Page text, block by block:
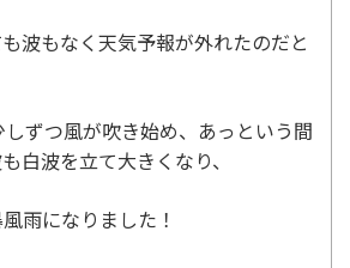
波もなく天気予報が外れたのだと
ずつ風が吹き始め、あっという間
白波を立て大きくなり、
雨になりました！